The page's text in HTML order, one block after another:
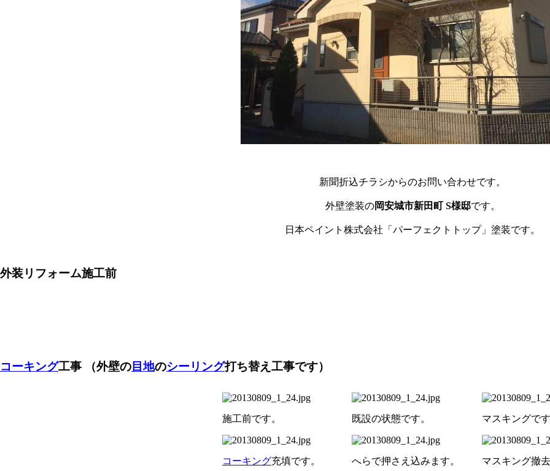
新聞折込チラシからのお問い合わせです。
外壁塗装の岡安城市新田町 S様邸です。
日本ペイント株式会社「パーフェクトトップ」塗装です。
外装リフォーム施工前
コーキング工事 （外壁の目地のシーリング打ち替え工事です）
施工前です。 既設の状態です。 マスキングで
コーキング充填です。 へらで押さえ込みます。 マスキング撤